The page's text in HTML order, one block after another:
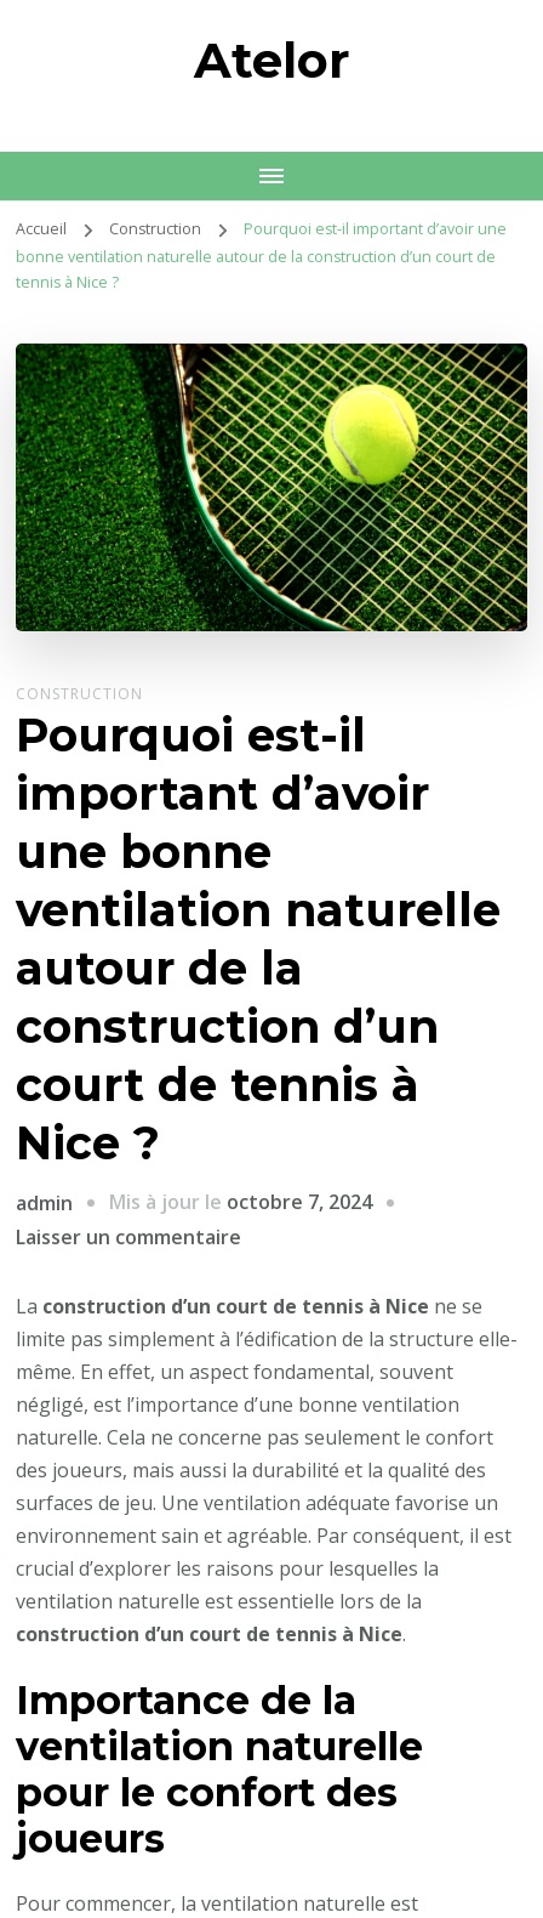
Atelor
Accueil Construction
Pourquoi est-il important d’avoir une
bonne ventilation naturelle autour de la construction d’un court de
tennis à Nice ?
CONSTRUCTION
Pourquoi est-il
important d’avoir
une bonne
ventilation naturelle
autour de la
construction d’un
court de tennis à
Nice ?
admin Mis à jour le octobre 7, 2024
Laisser un commentaire
est-
il
important
d’avoir
une
bonne
ventilation
naturelle
autour
de
la
d’un
de
tennis
?
La construction d’un court de tennis à Nice ne se
limite pas simplement à l’édification de la structure elle-
même. En effet, un aspect fondamental, souvent
négligé, est l’importance d’une bonne ventilation
naturelle. Cela ne concerne pas seulement le confort
des joueurs, mais aussi la durabilité et la qualité des
surfaces de jeu. Une ventilation adéquate favorise un
environnement sain et agréable. Par conséquent, il est
crucial d’explorer les raisons pour lesquelles la
ventilation naturelle est essentielle lors de la
construction d’un court de tennis à Nice.
Importance de la
ventilation naturelle
pour le confort des
joueurs
Pour commencer, la ventilation naturelle est